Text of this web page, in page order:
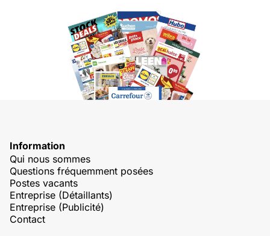
Information
Qui nous sommes
Questions fréquemment posées
Postes vacants
Entreprise (Détaillants)
Entreprise (Publicité)
Contact